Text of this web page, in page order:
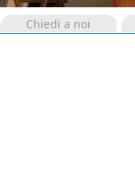
Chiedi a noi